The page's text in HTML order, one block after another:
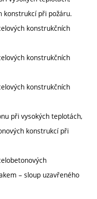
konstrukcí při požáru.
konstrukčních
konstrukčních
konstrukčních
při vysokých teplotách,
konstrukcí při
– sloup uzavřeného